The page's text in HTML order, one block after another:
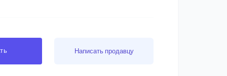
Написать продавцу